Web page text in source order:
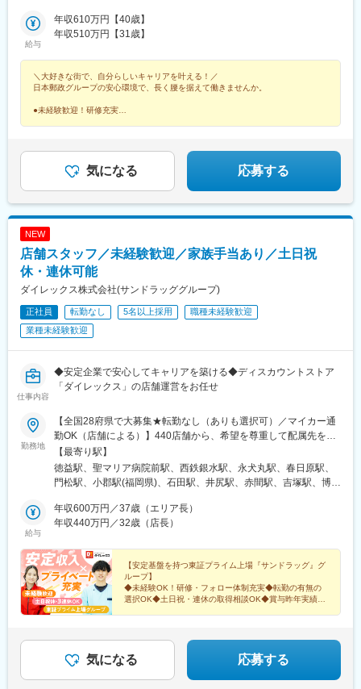
県)、日田駅、宇佐駅、別府駅(大分県)、鶴崎駅、延岡駅、西都城
駅、宮崎駅、油津駅、小林駅(宮崎県)、日向新富駅、川内駅(鹿児
盛駅、仙台駅(地下鉄)、西取手駅、今市駅、東宿郷駅、城東駅、西
桐生駅、高田馬場駅、入谷駅(東京都)、牛田駅(東京都)、荒川一中
前駅、千歳船橋駅、立川北駅、青梅街道駅、布田駅、新高島駅、
江田駅(神奈川県)、新丸子駅、緑町駅、海老名駅(相模線)、西松本
県)、福井駅(福井県)、岐阜駅、羽島市役所前駅、関駅(岐阜県)、市
民公園前駅、新可児駅、美薗中央公園駅、瑞穂区役所駅、水野
駅、島ノ関駅、水口石橋駅、一乗寺駅、宇治駅(奈良線)、野田阪神
公園駅、ひばりが丘駅(北海道)、千歳町駅(北海道)、函館アリーナ
前駅、あおば通駅、峰駅、上野駅、堀切駅、荒川二丁目駅、立川
南駅、柴崎駅、高島町駅、電鉄富山駅・エスタ前駅、南富山駅前
駅、坂下町駅、福井城址大名町駅、新那加駅、瀬戸市駅、元田中
駅、海老江駅、ＪＲ俊徳道駅、花隈駅、尾道駅、高知橋駅、後免
駅、鹿児駅、桜町駅(長崎県)、浦上駅前駅、佐世保駅
ア：富山県、石川県、福井県■東海エリア：岐阜県、静岡県、愛知
県、三重県■近畿エリア：滋賀県、京都府、大阪府、兵庫県、奈良
根県■四国エリア：徳島県、香川県、愛媛県、高知県■九州エリ
ア：福岡県、佐賀県、長崎県、大分県、宮崎県、鹿児島県、熊本
県■沖縄エリア：沖縄県※初期配属の都道府県を希望可！U・Iター
ン歓迎※基本的にスクーターまたはバイク、一部エリアは車で営業
の家庭事情があり、参加が難しい場合はリモートプログラムとな
ります
駅、津軽五所川原駅、八戸駅、三沢駅(青森県)、新青森駅、上盛岡
駅、二戸駅、一ノ関駅、宮古駅、北上駅、水沢駅、久慈駅、紫波
駅、東大館駅、羽後本荘駅、湯沢駅、横手駅、大曲駅(秋田県)、山
形駅、米沢駅、鶴岡駅、酒田駅、村山駅(山形県)、新庄駅、寒河江
駅、長井駅、白河駅、いわき駅、七日町駅、喜多方駅、二本松
駅、磐城石川駅、須賀川駅、原ノ町駅、福島学院前駅、郡山富田
間駅、新鉾田駅、鹿島神宮駅、磯原駅、勝田駅、新栃木駅、佐野
駅、西那須野駅、足利駅、新鹿沼駅、上今市駅、小山駅、真岡
駅、宝積寺駅、小金井駅、黒磯駅、駅東公園前駅、中央前橋駅、
めじろ台駅、羽村駅、立川駅、京王八王子駅、東青梅駅、町田
駅、秋川駅、甲州街道駅、八王子みなみ野駅、上北台駅、新小平
駅、武蔵小金井駅、東村山駅、府中駅(東京都)、国領駅、瀬谷駅、
上大岡駅、横浜駅、市が尾駅、センター南駅、向ケ丘遊園駅、武
蔵小杉駅、新百合ケ丘駅、鷺沼駅、小田原駅、藤沢駅、秦野駅、
茅ケ崎駅、平塚駅、横須賀中央駅、相武台下駅、海老名駅(相鉄・
小田急)、矢部駅、橋本駅(神奈川県)、韮崎駅、富士山駅、大月
飯田駅(長野県)、上諏訪駅、駒ケ根駅、穂高駅、岡谷駅、地鉄ビル
前駅、朝菜町駅、末広町駅(富山県)、砺波駅、北鉄金沢駅、小松
吉良駅、せきてらす前駅、高山駅、多治見駅、那加駅、可児駅、
磐田駅、浜北駅、天竜川駅、高塚駅、半田駅、左京山駅、大府
駅、瑞穂運動場西駅、岡崎駅、西尾駅、刈谷市駅、国府宮駅、安
城駅、新瀬戸駅、宇治山田駅、松阪駅、石場駅、水口城南駅、近
江八幡駅、彦根駅、長浜駅、野洲駅、東舞鶴駅、茶山・京都芸術
大学駅、峰山駅、北大路駅、京都駅、ＪＲ小倉駅、野田駅(阪神
線)、吹田駅(阪急線)、岸和田駅、河内永和駅、西元町駅、加太駅
(和歌山県)、田尾寺駅、鳴門駅、篠山口駅、豊岡駅(兵庫県)、西宮
駅、三田駅(兵庫県)、和田山駅、畦野駅、京口駅、北条町駅、志染
条駅(奈良県)、近鉄下田駅、学園前駅(奈良県)、紀伊田辺駅、紀伊
勝浦駅、倉吉駅、浜田駅、安来駅、津山駅、倉敷駅、西片上駅、
庭瀬駅、瀬戸駅、備前西市駅、東山・おかでんミュージアム駅、
竹原駅、大竹駅、山麓駅(千光寺山)、三次駅、三原駅、府中駅(広
島県)、徳山駅、阿南駅、阿波池田駅、穴吹駅、吉成駅、宇和島
甘木駅(西鉄線)、奈多駅、西鉄柳川駅、羽犬塚駅、大牟田駅、唐津
駅、伊万里駅、五島町駅、霊丘公園体育館駅、本諫早駅、大学病
院駅、新大村駅、早岐駅、中佐世保駅、八代駅、三角駅、木葉
給与
年収610万円【40歳】
年収510万円【31歳】
＼大好きな街で、自分らしいキャリアを叶える！／
日本郵政グループの安心環境で、長く腰を据えて働きませんか。
●未経験歓迎！研修充実
気になる 応募する
NEW
店舗スタッフ／未経験歓迎／家族手当あり／土日祝
休・連休可能
ダイレックス株式会社(サンドラッググループ)
正社員 転勤なし 5名以上採用
職種未経験歓迎
業種未経験歓迎
仕事内容
◆安定企業で安心してキャリアを築ける◆ディスカウントストア
「ダイレックス」の店舗運営をお任せ
勤務地
【全国28府県で大募集★転勤なし（ありも選択可）／マイカー通
勤OK（店舗による）】440店舗から、希望を尊重して配属先を決
定！☆必要に応じて借り上げ社宅の利用も可能！◆九州エリア福
岡県（55店舗）、佐賀県（24店舗）、長崎県（29店舗）、熊本県
（34店舗）、大分県（18店舗）、宮崎県（25店舗）、鹿児島県
広島県（24店舗）、山口県（18店舗）、島根県（7店舗）、鳥取
県（5店舗）◆四国エリア徳島県（16店舗）、香川県（17店
（17店舗）、京都府（1店舗）、奈良県（2店舗）、大阪府（11店
舗）◆関東エリア埼玉県（12店舗）、群馬県（4店舗）、千葉県
（9店舗）、茨城県（1店舗）◆信越・北陸エリア新潟県（18店
舗）、山梨県（7店舗）、長野県（7店舗）★当社HPの「店舗案
内」から、お近くの店舗をチェックしてください！トップページ
す。※勤務地の受動喫煙対策：屋内禁煙
【最寄り駅】
徳益駅、聖マリア病院前駅、西鉄銀水駅、永犬丸駅、春日原駅、
門松駅、小郡駅(福岡県)、石田駅、井尻駅、赤間駅、吉塚駅、博多
駅、津古駅、福大前駅、教育大前駅、飯塚駅、南久留米駅、犬塚
駅、東福間駅、筑後吉井駅、門司駅、太宰府駅、羽犬塚駅、蒲池
駅、今池駅(福岡県)、下曽根駅、筑前前原駅、水巻駅、海老津駅、
遠賀野駅、土井駅、原町駅、甘木駅(西鉄線)、二島駅、中間駅、千
鳥駅、周船寺駅、南小倉駅、姪浜駅、池尻駅、銀水駅、若松駅、
油津駅、三股駅、日向庄内駅、宮崎神宮駅、加納駅(宮崎県)、宮崎
駅、西都城駅、五十市駅、日向新富駅、門川駅、田吉駅、延岡
県)、肥前鹿島駅、鍋島駅、中多久駅、佐賀駅、田代駅、和多田
駅、川東駅(佐賀県)、牛津駅、重安駅、下関駅、川棚温泉駅、新下
関駅、矢原駅、萩駅、防府駅、宇部駅、松江駅、出雲市駅、益田
給与
年収600万円／37歳（エリア長）
年収440万円／32歳（店長）
【安定基盤を持つ東証プライム上場『サンドラッグ』グ
ループ】
◆未経験OK！研修・フォロー体制充実◆転勤の有無の
選択OK◆土日祝・連休の取得相談OK◆賞与昨年実績
気になる 応募する